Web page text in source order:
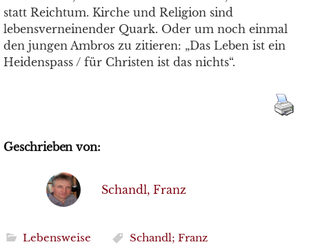
statt Reichtum. Kirche und Religion sind
lebensverneinender Quark. Oder um noch einmal
den jungen Ambros zu zitieren: „Das Leben ist ein
Heidenspass / für Christen ist das nichts“.
Geschrieben von:
Schandl, Franz
Lebensweise Schandl; Franz